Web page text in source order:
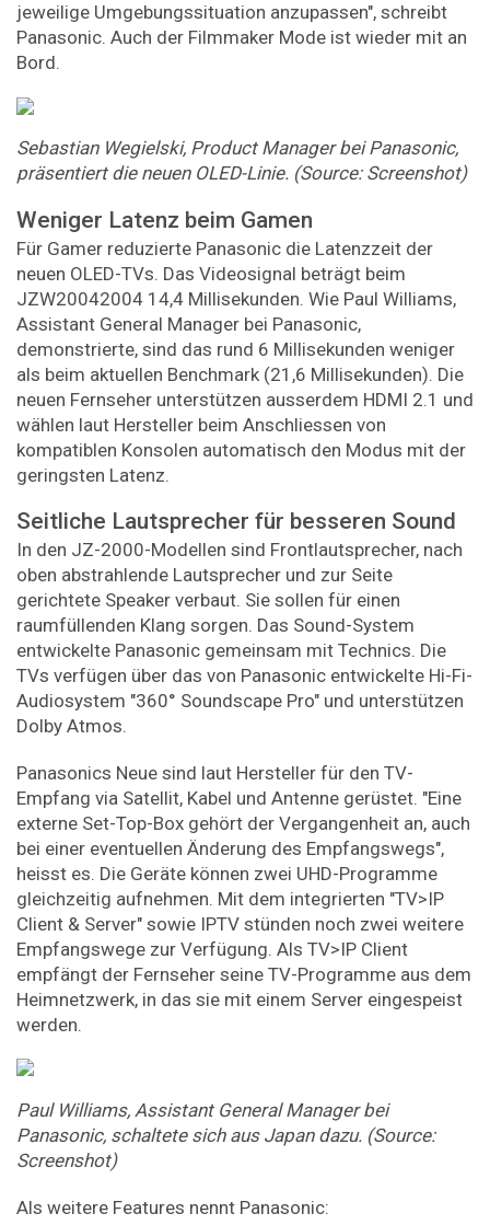
jeweilige Umgebungssituation anzupassen", schreibt
Panasonic. Auch der Filmmaker Mode ist wieder mit an
Bord.
Sebastian Wegielski, Product Manager bei Panasonic,
präsentiert die neuen OLED-Linie. (Source: Screenshot)
Weniger Latenz beim Gamen
Für Gamer reduzierte Panasonic die Latenzzeit der
neuen OLED-TVs. Das Videosignal beträgt beim
JZW20042004 14,4 Millisekunden. Wie Paul Williams,
Assistant General Manager bei Panasonic,
demonstrierte, sind das rund 6 Millisekunden weniger
als beim aktuellen Benchmark (21,6 Millisekunden). Die
neuen Fernseher unterstützen ausserdem HDMI 2.1 und
wählen laut Hersteller beim Anschliessen von
kompatiblen Konsolen automatisch den Modus mit der
geringsten Latenz.
Seitliche Lautsprecher für besseren Sound
In den JZ-2000-Modellen sind Frontlautsprecher, nach
oben abstrahlende Lautsprecher und zur Seite
gerichtete Speaker verbaut. Sie sollen für einen
raumfüllenden Klang sorgen. Das Sound-System
entwickelte Panasonic gemeinsam mit Technics. Die
TVs verfügen über das von Panasonic entwickelte Hi-Fi-
Audiosystem "360° Soundscape Pro" und unterstützen
Dolby Atmos.
Panasonics Neue sind laut Hersteller für den TV-
Empfang via Satellit, Kabel und Antenne gerüstet. "Eine
externe Set-Top-Box gehört der Vergangenheit an, auch
bei einer eventuellen Änderung des Empfangswegs",
heisst es. Die Geräte können zwei UHD-Programme
gleichzeitig aufnehmen. Mit dem integrierten "TV>IP
Client & Server" sowie IPTV stünden noch zwei weitere
Empfangswege zur Verfügung. Als TV>IP Client
empfängt der Fernseher seine TV-Programme aus dem
Heimnetzwerk, in das sie mit einem Server eingespeist
werden.
Paul Williams, Assistant General Manager bei
Panasonic, schaltete sich aus Japan dazu. (Source:
Screenshot)
Als weitere Features nennt Panasonic: